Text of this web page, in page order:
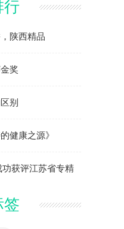
行
陕西精品
奖
别
健康之源》
获评江苏省专精
签